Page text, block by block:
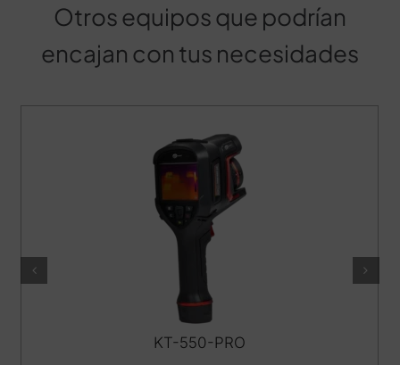
Otros equipos que podrían
encajan con tus necesidades
KT-550-PRO